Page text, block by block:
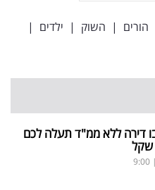
הורים | השוק | ילדים |
דירה ללא ממ"ד תעלה לכם
|
9:00